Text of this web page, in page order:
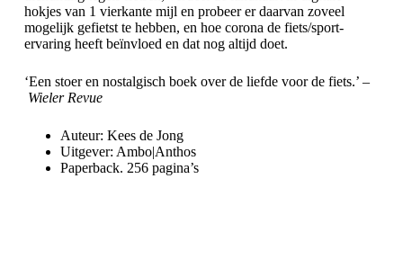
hokjes van 1 vierkante mijl en probeer er daarvan zoveel
mogelijk gefietst te hebben, en hoe corona de fiets/sport-
ervaring heeft beïnvloed en dat nog altijd doet.
‘Een stoer en nostalgisch boek over de liefde voor de fiets.’ –
Wieler Revue
Auteur: Kees de Jong
Uitgever: Ambo|Anthos
Paperback. 256 pagina’s